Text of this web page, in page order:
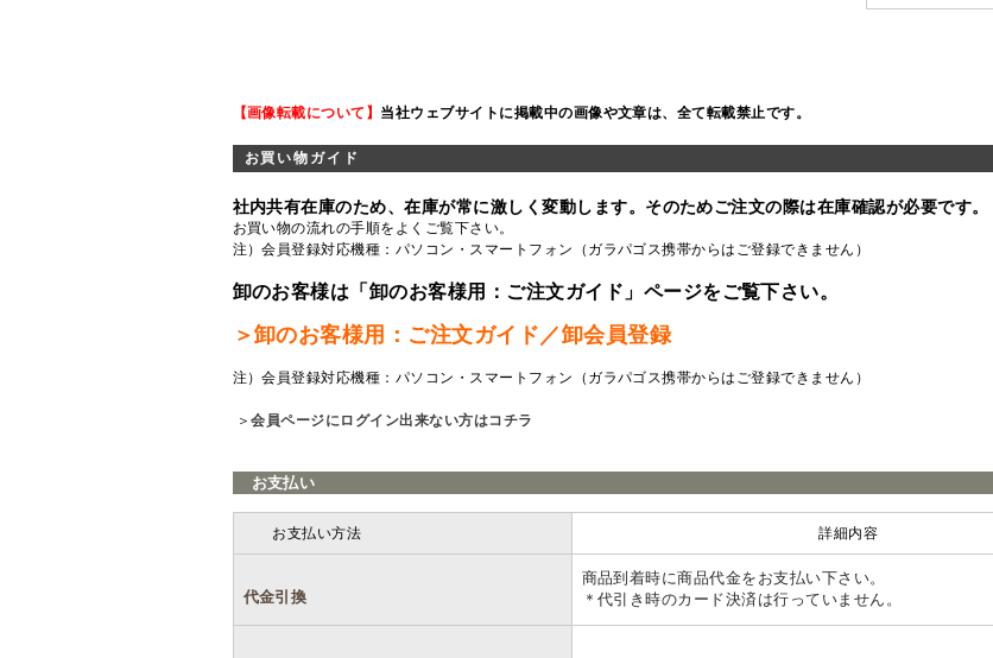
【画像転載について】 当社ウェブサイトに掲載中の画像や文章は、全て転載禁止です。
お買い物ガイド
社内共有在庫のため、在庫が常に激しく変動します。そのためご注文の際は在庫確認が必要です。
お買い物の流れの手順をよくご覧下さい。
注）会員登録対応機種：パソコン・スマートフォン（ガラパゴス携帯からはご登録できません）
卸のお客様は「卸のお客様用：ご注文ガイド」ページをご覧下さい。
＞卸のお客様用：ご注文ガイド／卸会員登録
注）会員登録対応機種：パソコン・スマートフォン（ガラパゴス携帯からはご登録できません）
＞会員ページにログイン出来ない方はコチラ
お支払い
お支払い方法 詳細内容
代金引換
商品到着時に商品代金をお支払い下さい。
＊代引き時のカード決済は行っていません。